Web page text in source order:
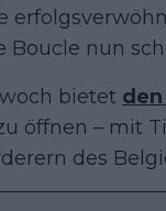
Boucle nun
bietet
öffnen – mit
des